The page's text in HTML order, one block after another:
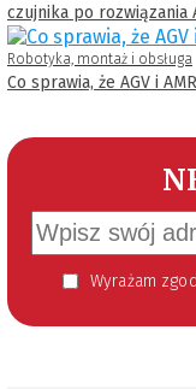
czujnika po rozwiązania
Robotyka, montaż i obsługa
Co sprawia, że AGV i
Wyrażam zgodę na otrzymywanie informacji handlowej kierowanej do mnie za pomocą środków komunikacji elektronicznej w szczególności